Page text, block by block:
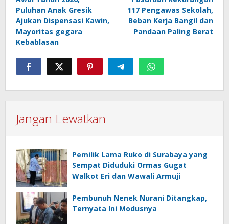
pos
Puluhan Anak Gresik
Ajukan Dispensasi Kawin,
Mayoritas gegara
Kebablasan
117 Pengawas Sekolah,
Beban Kerja Bangil dan
Pandaan Paling Berat
Jangan Lewatkan
Pemilik Lama Ruko di Surabaya yang
Sempat Diduduki Ormas Gugat
Walkot Eri dan Wawali Armuji
Pembunuh Nenek Nurani Ditangkap,
Ternyata Ini Modusnya